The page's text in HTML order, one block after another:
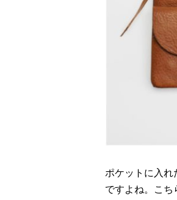
ポケットに入れ
ですよね。こち